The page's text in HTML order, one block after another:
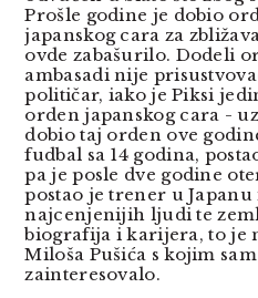
Prošle godine je dobio
japanskog cara za
ovde zabašurilo. Dodeli
ambasadi nije
političar, iako je Piksi
orden japanskog cara -
dobio taj orden ove
fudbal sa 14 godina,
pa je posle dve godine
postao je trener u Japanu
najcenjenijih ljudi te
biografija i karijera, to je
Miloša Pušića s kojim
zainteresovalo.